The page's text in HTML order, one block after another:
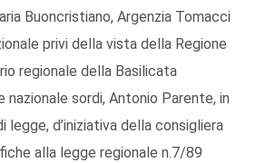
Buoncristiano, Argenzia Tomacci
privi della vista della Regione
regionale della Basilicata
nazionale sordi, Antonio Parente, in
d’iniziativa della consigliera
alla legge regionale n.7/89